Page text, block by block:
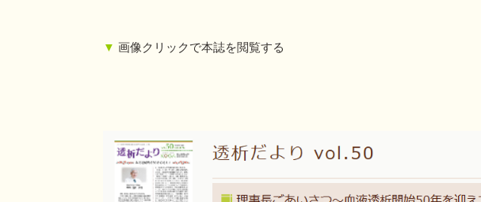
▼ 画像クリックで本誌を閲覧する